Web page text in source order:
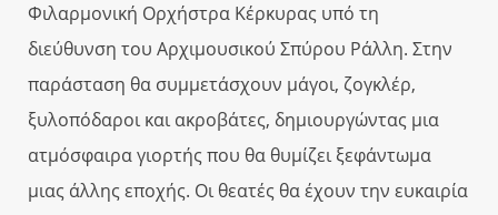
Φιλαρμονική Ορχήστρα Κέρκυρας υπό τη
διεύθυνση του Αρχιμουσικού Σπύρου Ράλλη. Στην
παράσταση θα συμμετάσχουν μάγοι, ζογκλέρ,
ξυλοπόδαροι και ακροβάτες, δημιουργώντας μια
ατμόσφαιρα γιορτής που θα θυμίζει ξεφάντωμα
μιας άλλης εποχής. Οι θεατές θα έχουν την ευκαιρία